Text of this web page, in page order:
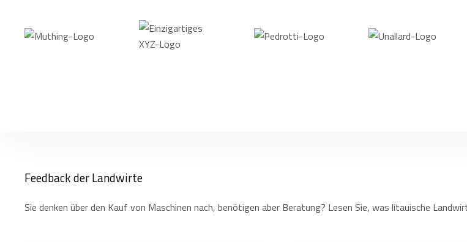
Feedback der Landwirte
Sie denken über den Kauf von Maschinen nach, benötigen aber Beratung? Lesen Sie, was litauische